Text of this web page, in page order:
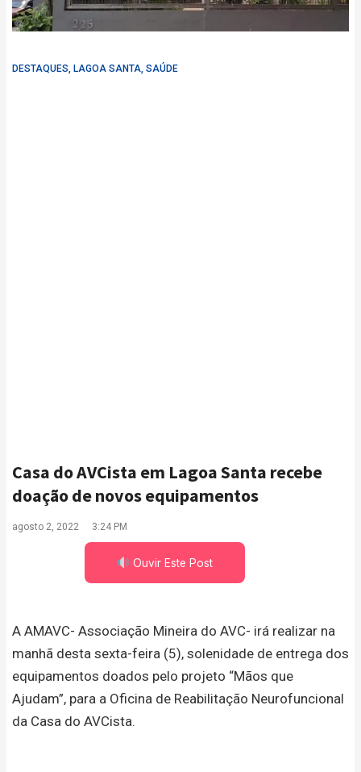
DESTAQUES, LAGOA SANTA, SAÚDE
Casa do AVCista em Lagoa Santa recebe
doação de novos equipamentos
agosto 2, 2022 3:24 PM
Ouvir Este Post
A AMAVC- Associação Mineira do AVC- irá realizar na
manhã desta sexta-feira (5), solenidade de entrega dos
equipamentos doados pelo projeto “Mãos que
Ajudam”, para a Oficina de Reabilitação Neurofuncional
da Casa do AVCista.